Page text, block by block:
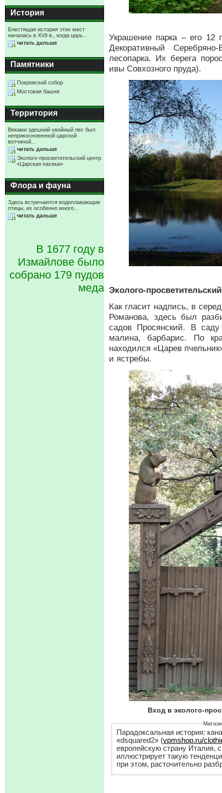
Украшение парка – его 12
Декоративный
лесопарка. Их берега
ивы Совхозного пруда).
Эколого-
Как гласит надпись, в
Романова, здесь был
садов Просянский. В
малина, барбарис. По
находился «Царев
и ястребы.
Вход в эколого-
Парадоксальная история:
«dsquared2» (vpmshop.ru/
европейскую страну Италия,
иллюстрирует такую
при этом, расточительно
История
Блестящая история этих мест
началась в XVII в., когда царь...
читать дальше
Памятники
Покровский собор
Мостовая башня
Территория
Веками здешний хвойный лес был
неприкосновенной царской
вотчиной...
читать дальше
Эколого-просветительский центр
«Царская пасека»
Флора и фауна
Здесь встречаются водоплавающие
птицы, их особенно много...
читать дальше
В 1677 году в
Измайлове было
собрано 179 пудов
меда